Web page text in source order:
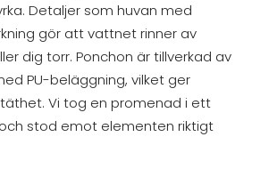
Detaljer som huvan med
gör att vattnet rinner av
dig torr. Ponchon är tillverkad av
PU-beläggning, vilket ger
Vi tog en promenad i ett
stod emot elementen riktigt